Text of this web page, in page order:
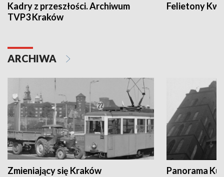
Kadry z przeszłości. Archiwum
TVP3 Kraków
Felietony
ARCHIWA
Zmieniający się Kraków Panorama